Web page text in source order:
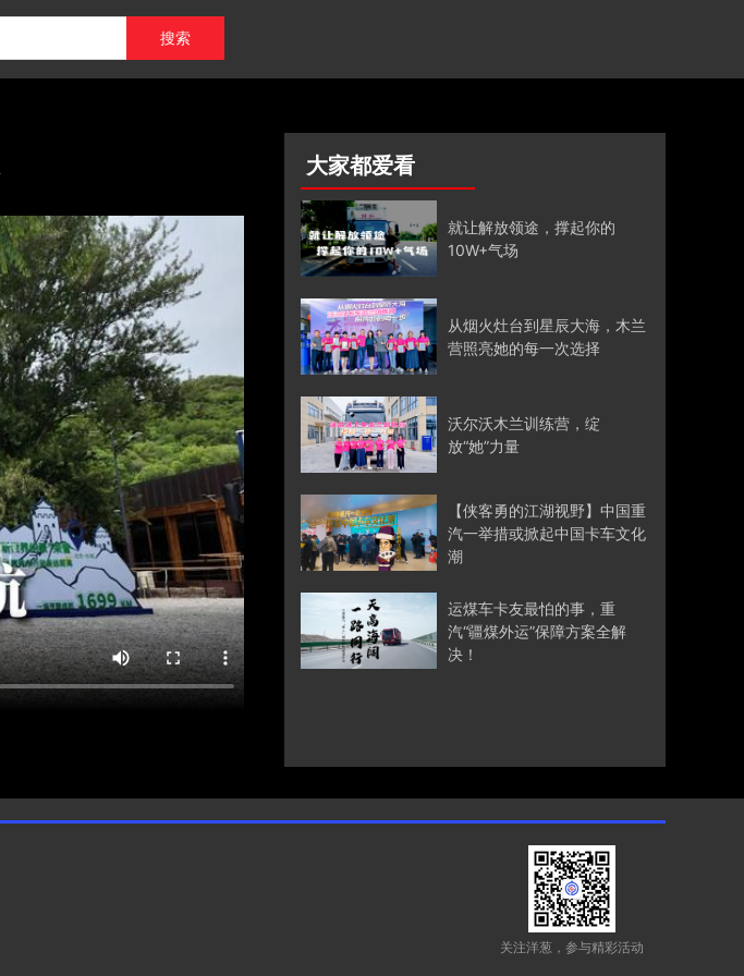
搜索
大家都爱看
就让解放领途，撑起你的
10W+气场
从烟火灶台到星辰大海，木兰
营照亮她的每一次选择
沃尔沃木兰训练营，绽
放“她”力量
【侠客勇的江湖视野】中国重
汽一举措或掀起中国卡车文化
潮
运煤车卡友最怕的事，重
汽“疆煤外运”保障方案全解
决！
关注洋葱，参与精彩活动